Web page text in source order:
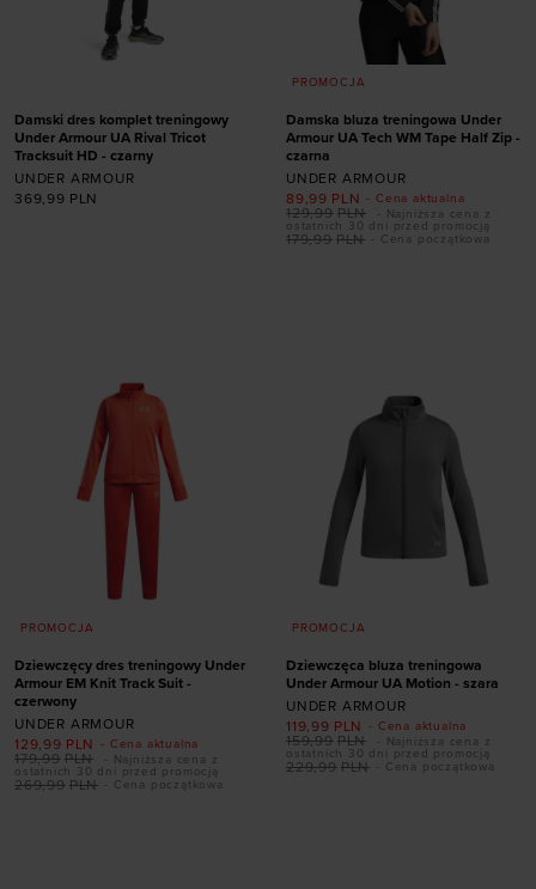
Damski dres komplet treningowy
Under Armour UA Rival Tricot
Tracksuit HD - czarny
UNDER ARMOUR
369,99 PLN
PROMOCJA
Damska bluza treningowa Under
Armour UA Tech WM Tape Half Zip -
czarna
UNDER ARMOUR
- Cena aktualna
89,99 PLN
- Cena początkowa
179,99 PLN
129,99 PLN
- Najniższa cena z
ostatnich 30 dni przed promocją
PROMOCJA
Dziewczęcy dres treningowy Under
Armour EM Knit Track Suit -
czerwony
UNDER ARMOUR
- Cena aktualna
129,99 PLN
- Cena początkowa
269,99 PLN
179,99 PLN
- Najniższa cena z
ostatnich 30 dni przed promocją
PROMOCJA
Dziewczęca bluza treningowa
Under Armour UA Motion - szara
UNDER ARMOUR
- Cena aktualna
119,99 PLN
- Cena początkowa
229,99 PLN
159,99 PLN
- Najniższa cena z
ostatnich 30 dni przed promocją